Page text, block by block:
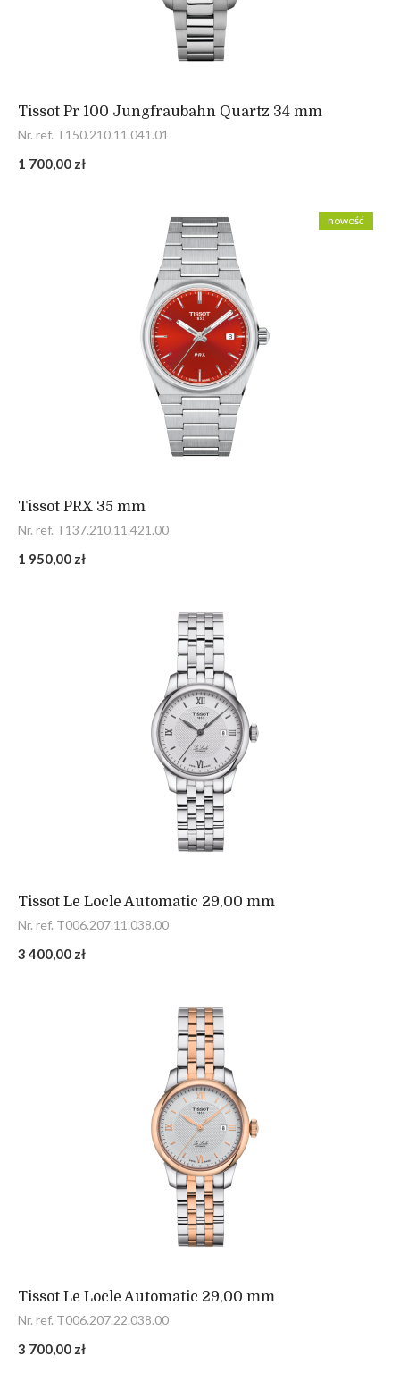
Tissot Pr 100 Jungfraubahn Quartz 34 mm
Nr. ref. T150.210.11.041.01
1 700,00 zł
Tissot PRX 35 mm
Nr. ref. T137.210.11.421.00
1 950,00 zł
nowość
Tissot Le Locle Automatic 29,00 mm
Nr. ref. T006.207.11.038.00
3 400,00 zł
Tissot Le Locle Automatic 29,00 mm
Nr. ref. T006.207.22.038.00
3 700,00 zł